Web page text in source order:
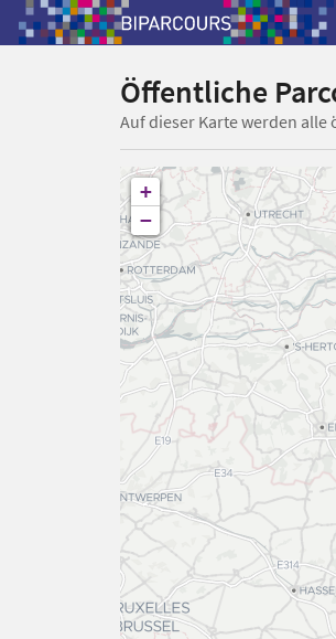
Öffentliche
Auf dieser Karte werden
+
−